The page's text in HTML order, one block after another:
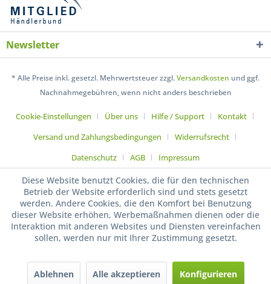
Newsletter
* Alle Preise inkl. gesetzl. Mehrwertsteuer zzgl.Versandkosten und ggf.
Nachnahmegebühren, wenn nicht anders beschrieben
Cookie-Einstellungen Über uns Hilfe / Support
Kontakt
Versand und Zahlungsbedingungen
Widerrufsrecht
Datenschutz
AGB Impressum
Diese Website benutzt Cookies, die für den technischen
Betrieb der Website erforderlich sind und stets gesetzt
werden. Andere Cookies, die den Komfort bei Benutzung
dieser Website erhöhen, Werbemaßnahmen dienen oder die
Interaktion mit anderen Websites und Diensten vereinfachen
sollen, werden nur mit Ihrer Zustimmung gesetzt.
Ablehnen Alle akzeptieren Konfigurieren